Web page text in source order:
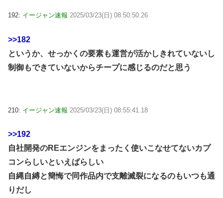
192: イージャン速報 2025/03/23(日) 08:50:50.26
>>182
というか、せっかくの要素も運営が活かしきれていないし
制御もできていないからチープに感じるのだと思う
210: イージャン速報 2025/03/23(日) 08:55:41.18
>>192
自社開発のREエンジンをまったく使いこなせてないカプ
コンらしいといえばらしい
自縄自縛と簡悔で同作品内で支離滅裂になるのもいつも通
りだし